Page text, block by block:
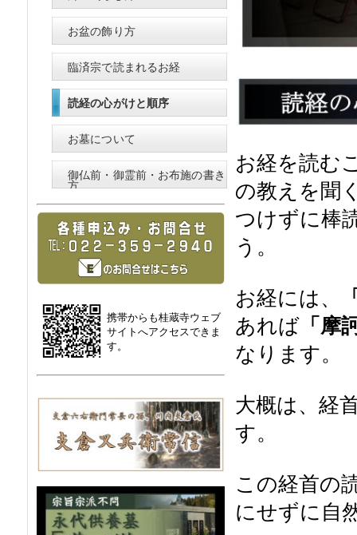
お経を読む
の教えを聞
つけずに棒
う。
お経には、
あれば 「摩
なります。
大概は、経
す。
この経首の
にせずに自
お盆の飾り方
臨済宗で読まれるお経
読経の心がけと順序
お墓について
御仏前・御霊前・お布施の書き
方
携帯からも桂蔵寺ウェブ
サイトへアクセスできま
す。